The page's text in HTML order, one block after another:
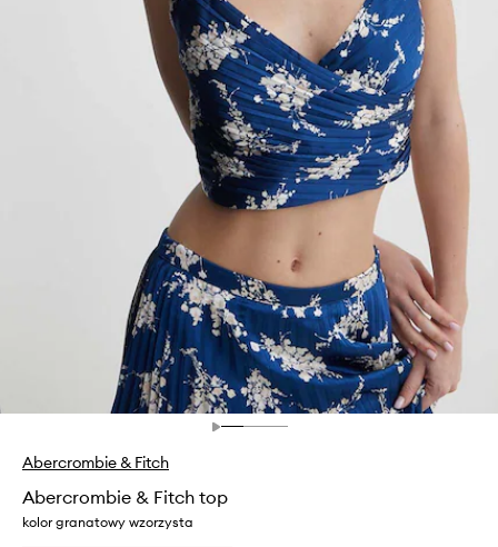
Abercrombie & Fitch
Abercrombie & Fitch top
kolor granatowy wzorzysta